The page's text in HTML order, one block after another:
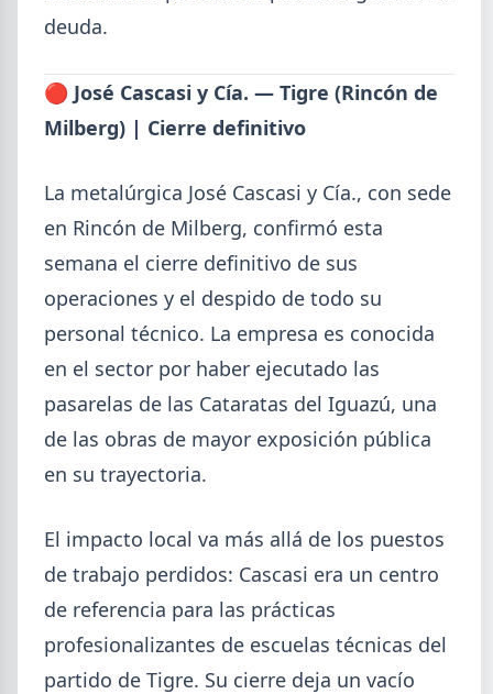
Informe ADIMRA junio 2026: la producción metalúrgica cayó
4,6%
deuda.
🔴 José Cascasi y Cía. — Tigre (Rincón de
Milberg) | Cierre definitivo
La metalúrgica José Cascasi y Cía., con sede
en Rincón de Milberg, confirmó esta
semana el cierre definitivo de sus
operaciones y el despido de todo su
personal técnico. La empresa es conocida
en el sector por haber ejecutado las
pasarelas de las Cataratas del Iguazú, una
de las obras de mayor exposición pública
en su trayectoria.
El impacto local va más allá de los puestos
de trabajo perdidos: Cascasi era un centro
de referencia para las prácticas
profesionalizantes de escuelas técnicas del
partido de Tigre. Su cierre deja un vacío